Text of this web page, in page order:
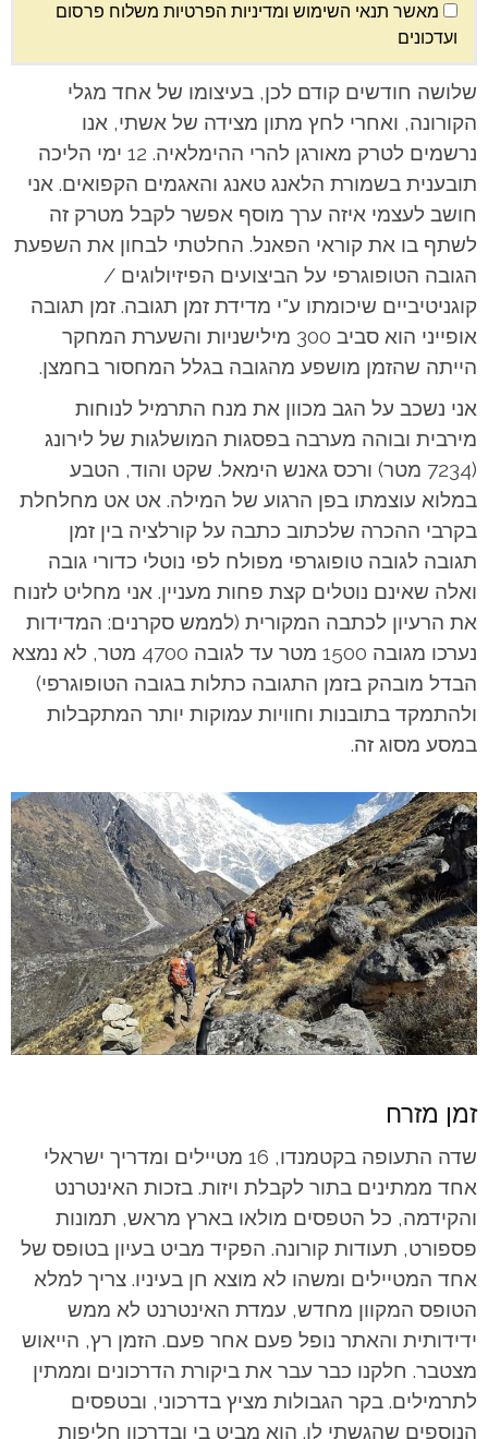
מאשר תנאי השימוש ומדיניות הפרטיות משלוח פרסום
ועדכונים
שלושה חודשים קודם לכן, בעיצומו של אחד מגלי
הקורונה, ואחרי לחץ מתון מצידה של אשתי, אנו
נרשמים לטרק מאורגן להרי ההימלאיה. 12 ימי הליכה
תובענית בשמורת הלאנג טאנג והאגמים הקפואים. אני
חושב לעצמי איזה ערך מוסף אפשר לקבל מטרק זה
לשתף בו את קוראי הפאנל. החלטתי לבחון את השפעת
הגובה הטופוגרפי על הביצועים הפיזיולוגים /
קוגניטיביים שיכומתו ע"י מדידת זמן תגובה. זמן תגובה
אופייני הוא סביב 300 מילישניות והשערת המחקר
הייתה שהזמן מושפע מהגובה בגלל המחסור בחמצן.
אני נשכב על הגב מכוון את מנח התרמיל לנוחות
מירבית ובוהה מערבה בפסגות המושלגות של לירונג
(7234 מטר) ורכס גאנש הימאל. שקט והוד, הטבע
במלוא עוצמתו בפן הרגוע של המילה. אט אט מחלחלת
בקרבי ההכרה שלכתוב כתבה על קורלציה בין זמן
תגובה לגובה טופוגרפי מפולח לפי נוטלי כדורי גובה
ואלה שאינם נוטלים קצת פחות מעניין. אני מחליט לזנוח
את הרעיון לכתבה המקורית (לממש סקרנים: המדידות
נערכו מגובה 1500 מטר עד לגובה 4700 מטר, לא נמצא
הבדל מובהק בזמן התגובה כתלות בגובה הטופוגרפי)
ולהתמקד בתובנות וחוויות עמוקות יותר המתקבלות
במסע מסוג זה.
זמן מזרח
שדה התעופה בקטמנדו, 16 מטיילים ומדריך ישראלי
אחד ממתינים בתור לקבלת ויזות. בזכות האינטרנט
והקידמה, כל הטפסים מולאו בארץ מראש, תמונות
פספורט, תעודות קורונה. הפקיד מביט בעיון בטופס של
אחד המטיילים ומשהו לא מוצא חן בעיניו. צריך למלא
הטופס המקוון מחדש, עמדת האינטרנט לא ממש
ידידותית והאתר נופל פעם אחר פעם. הזמן רץ, הייאוש
מצטבר. חלקנו כבר עבר את ביקורת הדרכונים וממתין
לתרמילים. בקר הגבולות מציץ בדרכוני, ובטפסים
הנוספים שהגשתי לו. הוא מביט בי ובדרכון חליפות